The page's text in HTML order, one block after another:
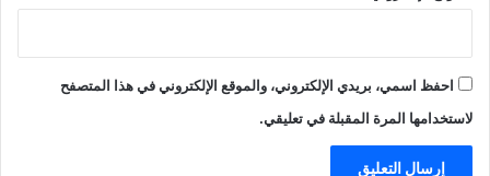
احفظ اسمي، بريدي الإلكتروني، والموقع الإلكتروني في هذا المتصفح
لاستخدامها المرة المقبلة في تعليقي.